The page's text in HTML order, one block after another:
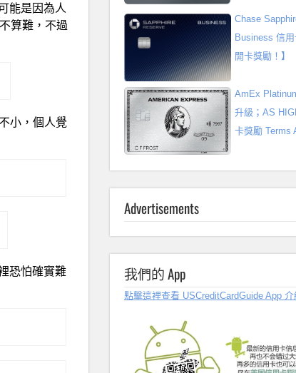
能是因為人
算難，不過
小，個人覺
恐怕確實難
Chase
Business 信
開卡獎勵！】
AmEx
升級；AS
卡獎勵 Terms
Advertisements
我們的 App
點擊這裡查看 USCreditCardGuide App 介